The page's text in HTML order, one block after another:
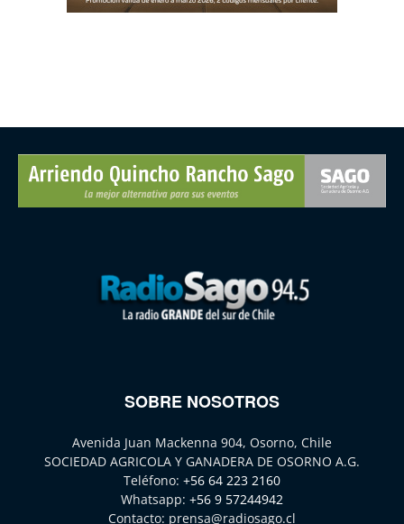
SOBRE NOSOTROS
Avenida Juan Mackenna 904, Osorno, Chile
SOCIEDAD AGRICOLA Y GANADERA DE OSORNO A.G.
Teléfono: +56 64 223 2160
Whatsapp: +56 9 57244942
Contacto: prensa@radiosago.cl